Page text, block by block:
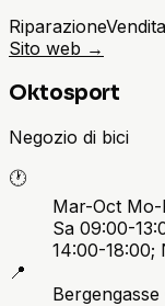
RiparazioneVendita
Sito web →
Oktosport
Negozio di bici
🕐
Mar-Oct
Sa 09:00-
14:00-18:00;
📍
Bergengasse